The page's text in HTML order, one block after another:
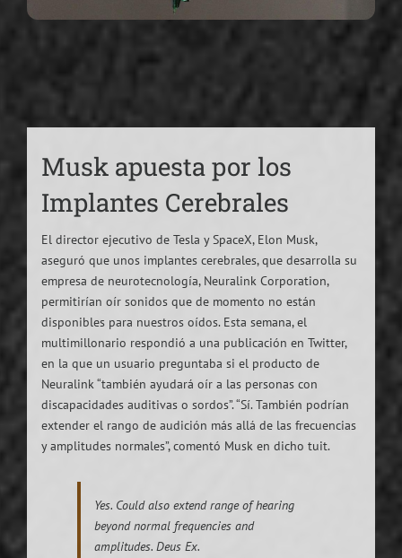
Musk apuesta por los
Implantes Cerebrales
El director ejecutivo de Tesla y SpaceX, Elon Musk,
aseguró que unos implantes cerebrales, que desarrolla su
empresa de neurotecnología, Neuralink Corporation,
permitirían oír sonidos que de momento no están
disponibles para nuestros oídos. Esta semana, el
multimillonario respondió a una publicación en Twitter,
en la que un usuario preguntaba si el producto de
Neuralink “también ayudará oír a las personas con
discapacidades auditivas o sordos”. “Sí. También podrían
extender el rango de audición más allá de las frecuencias
y amplitudes normales”, comentó Musk en dicho tuit.
Yes. Could also extend range of hearing
beyond normal frequencies and
amplitudes. Deus Ex.